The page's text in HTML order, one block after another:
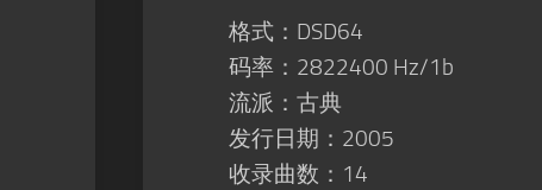
格式：DSD64
码率：2822400 Hz/1b
流派：古典
发行日期：2005
收录曲数：14